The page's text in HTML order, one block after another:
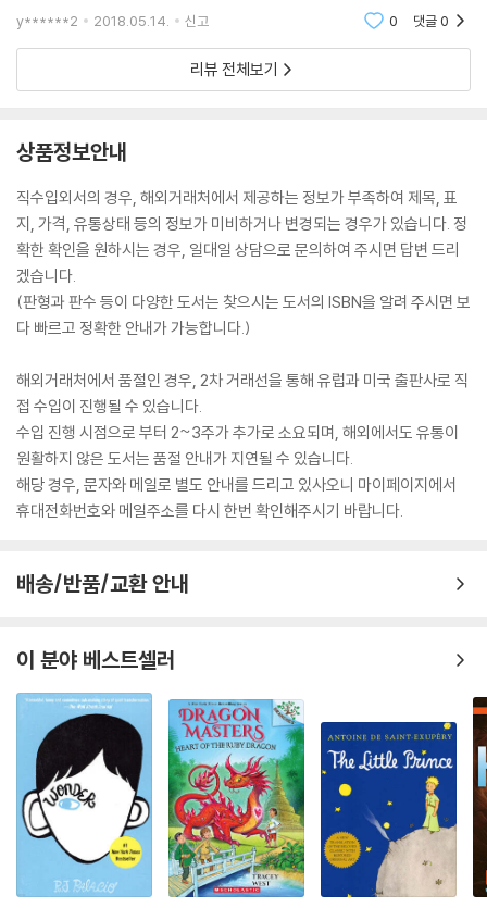
inary things I eat ice creamI ride my bike
y******2 2018.05.14. 신고 0 댓글0
리뷰 전체보기
상품정보안내
직수입외서의 경우, 해외거래처에서 제공하는 정보가 부족하여 제목, 표
지, 가격, 유통상태 등의 정보가 미비하거나 변경되는 경우가 있습니다. 정
확한 확인을 원하시는 경우, 일대일 상담으로 문의하여 주시면 답변 드리
겠습니다.
(판형과 판수 등이 다양한 도서는 찾으시는 도서의 ISBN을 알려 주시면 보
다 빠르고 정확한 안내가 가능합니다.)
해외거래처에서 품절인 경우, 2차 거래선을 통해 유럽과 미국 출판사로 직
접 수입이 진행될 수 있습니다.
수입 진행 시점으로 부터 2~3주가 추가로 소요되며, 해외에서도 유통이
원활하지 않은 도서는 품절 안내가 지연될 수 있습니다.
해당 경우, 문자와 메일로 별도 안내를 드리고 있사오니 마이페이지에서
휴대전화번호와 메일주소를 다시 한번 확인해주시기 바랍니다.
배송/반품/교환 안내
이 분야 베스트셀러